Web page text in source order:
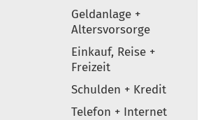
Geldanlage +
Altersvorsorge
Einkauf, Reise +
Freizeit
Schulden + Kredit
Telefon + Internet